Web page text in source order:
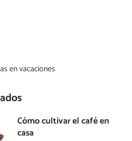
en vacaciones
Cómo cultivar el café en
casa